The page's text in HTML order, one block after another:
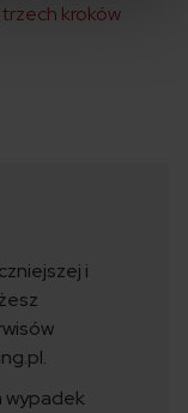
kroków
i
wypadek